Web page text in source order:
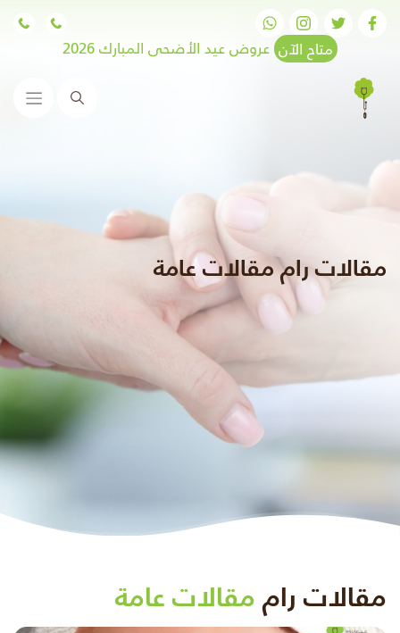
متاح الآن عروض عيد الأضحى المبارك 2026
البحث
مقالات رام مقالات عامة
مقالات راممقالات عامة